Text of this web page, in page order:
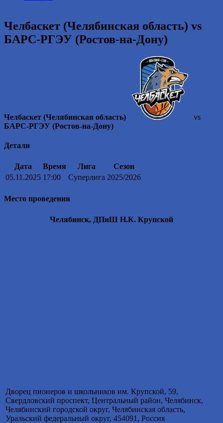
Челбаскет (Челябинская область) vs
БАРС-РГЭУ (Ростов-на-Дону)
Челбаскет (Челябинская область)
vs
БАРС-РГЭУ (Ростов-на-Дону)
Детали
Дата Время Лига
Сезон
05.11.2025 17:00 Суперлига 2025/2026
Место проведения
Челябинск, ДПиШ Н.К. Крупской
Дворец пионеров и школьников им. Крупской, 59,
Свердловский проспект, Центральный район, Челябинск,
Челябинский городской округ, Челябинская область,
Уральский федеральный округ, 454091, Россия